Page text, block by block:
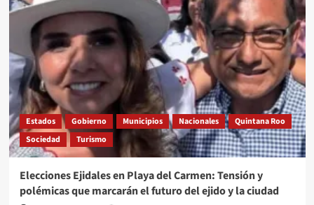
Estados Gobierno Municipios Nacionales
Quintana Roo
Sociedad
Turismo
Elecciones Ejidales en Playa del Carmen: Tensión y
polémicas que marcarán el futuro del ejido y la ciudad